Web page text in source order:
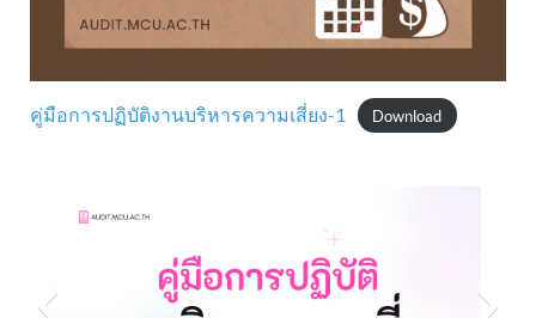
คู่มือการปฏิบัติงานบริหารความเสี่ยง-1 Download